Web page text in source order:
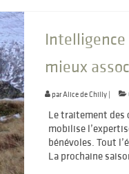
mieux
parAlice de Chilly|
Le traitement des
mobilise
bénévoles. Tout
La prochaine